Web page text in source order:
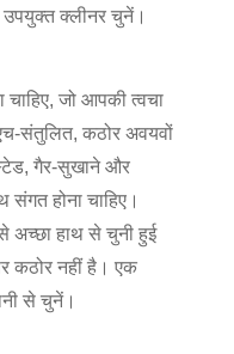
क्लीनर चुनें।
चाहिए, जो आपकी त्वचा
संतुलित, कठोर अवयवों
गैर-सुखाने और
संगत होना चाहिए।
अच्छा हाथ से चुनी हुई
कठोर नहीं है। एक
से चुनें।